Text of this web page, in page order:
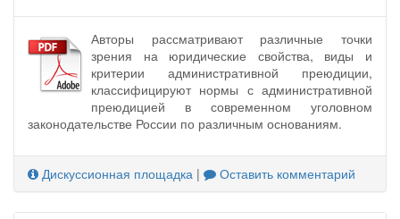
Авторы рассматривают различные точки
зрения на юридические свойства, виды и
критерии административной преюдиции,
классифицируют нормы с административной
преюдицией в современном уголовном
законодательстве России по различным основаниям.
Дискуссионная площадка | Оставить комментарий